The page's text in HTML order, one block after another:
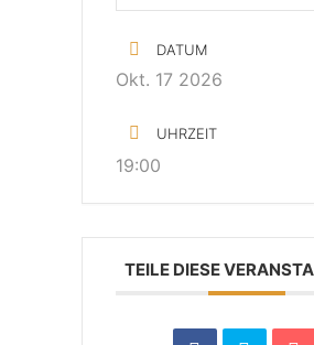
DATUM
Okt. 17 2026
UHRZEIT
19:00
TEILE DIESE